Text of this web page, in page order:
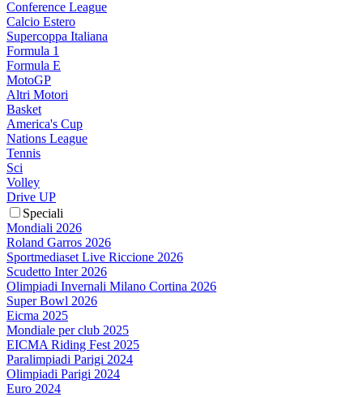
Conference League
Calcio Estero
Supercoppa Italiana
Formula 1
Formula E
MotoGP
Altri Motori
Basket
America's Cup
Nations League
Tennis
Sci
Volley
Drive UP
Speciali
Mondiali 2026
Roland Garros 2026
Sportmediaset Live Riccione 2026
Scudetto Inter 2026
Olimpiadi Invernali Milano Cortina 2026
Super Bowl 2026
Eicma 2025
Mondiale per club 2025
EICMA Riding Fest 2025
Paralimpiadi Parigi 2024
Olimpiadi Parigi 2024
Euro 2024